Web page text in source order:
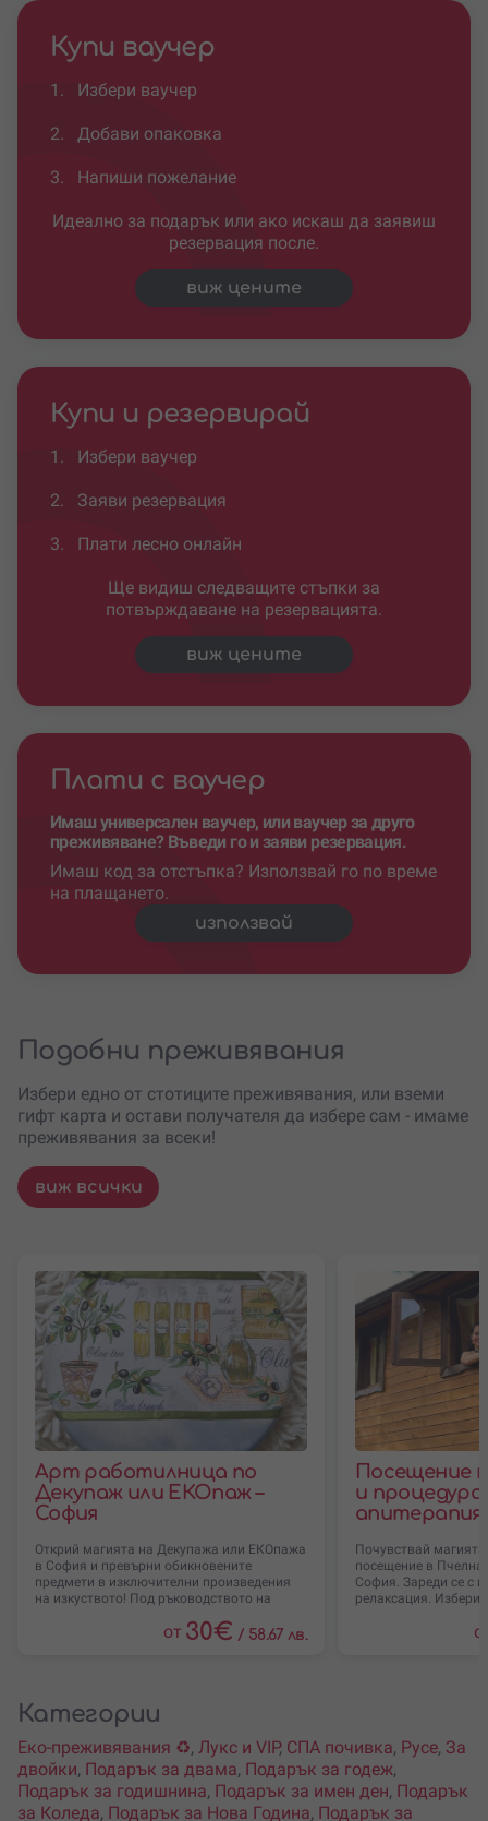
Купи ваучер
1. Избери ваучер
2. Добави опаковка
3. Напиши пожелание
Идеално за подарък или ако искаш да заявиш
резервация после.
виж цените
Купи и резервирай
1. Избери ваучер
2. Заяви резервация
3. Плати лесно онлайн
Ще видиш следващите стъпки за
потвърждаване на резервацията.
виж цените
Плати с ваучер
Имаш универсален ваучер, или ваучер за друго
преживяване? Въведи го и заяви резервация.
Имаш код за отстъпка? Използвай го по време
на плащането.
използвай
Подобни преживявания
Избери едно от стотиците преживявания, или вземи
гифт карта и остави получателя да избере сам - имаме
преживявания за всеки!
виж всички
Арт работилница по
Декупаж или ЕКОпаж –
София
Открий магията на Декупажа или ЕКОпажа
в София и превърни обикновените
предмети в изключителни произведения
на изкуството! Под ръководството на
от 30€ / 58.67 лв.
Посещение
и процедура
апитерапия
Почувствай магията
посещение в
София. Зареди се с
релаксация. Избери
Категории
Еко-преживявания ♻️, Лукс и VIP, СПА почивка, Русе, За
двойки, Подарък за двама, Подарък за годеж,
Подарък за годишнина, Подарък за имен ден, Подарък
за Коледа, Подарък за Нова Година, Подарък за